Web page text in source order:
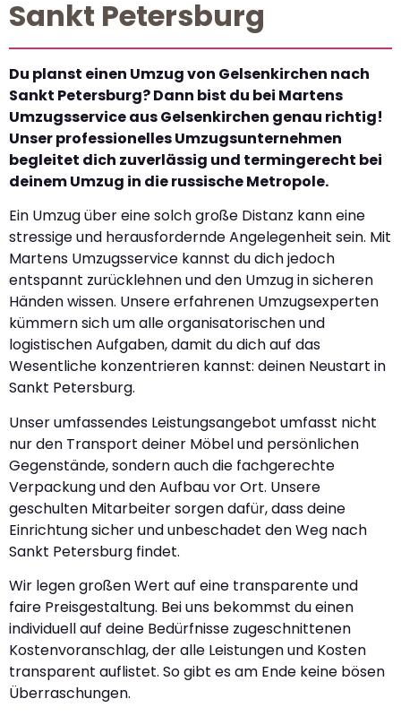
Sankt Petersburg
Du planst einen Umzug von Gelsenkirchen nach
Sankt Petersburg? Dann bist du bei Martens
Umzugsservice aus Gelsenkirchen genau richtig!
Unser professionelles Umzugsunternehmen
begleitet dich zuverlässig und termingerecht bei
deinem Umzug in die russische Metropole.
Ein Umzug über eine solch große Distanz kann eine
stressige und herausfordernde Angelegenheit sein. Mit
Martens Umzugsservice kannst du dich jedoch
entspannt zurücklehnen und den Umzug in sicheren
Händen wissen. Unsere erfahrenen Umzugsexperten
kümmern sich um alle organisatorischen und
logistischen Aufgaben, damit du dich auf das
Wesentliche konzentrieren kannst: deinen Neustart in
Sankt Petersburg.
Unser umfassendes Leistungsangebot umfasst nicht
nur den Transport deiner Möbel und persönlichen
Gegenstände, sondern auch die fachgerechte
Verpackung und den Aufbau vor Ort. Unsere
geschulten Mitarbeiter sorgen dafür, dass deine
Einrichtung sicher und unbeschadet den Weg nach
Sankt Petersburg findet.
Wir legen großen Wert auf eine transparente und
faire Preisgestaltung. Bei uns bekommst du einen
individuell auf deine Bedürfnisse zugeschnittenen
Kostenvoranschlag, der alle Leistungen und Kosten
transparent auflistet. So gibt es am Ende keine bösen
Überraschungen.